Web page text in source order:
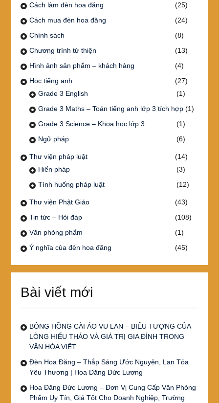
Cách làm đèn hoa đăng
(25)
Cách mua đèn hoa đăng
(24)
Chính sách
(8)
Chương trình từ thiện
(13)
Hình ảnh sản phẩm – khách hàng
(4)
Học tiếng anh
(27)
Grade 3 English
(1)
Grade 3 Maths – Toán tiếng anh lớp 3 tích hợp(1)
Grade 3 Science – Khoa học lớp 3
(1)
Ngữ pháp
(6)
Thư viện pháp luật
(14)
Hiến pháp
(3)
Tình huống pháp luật
(12)
Thư viện Phật Giáo
(43)
Tin tức – Hỏi đáp
(108)
Văn phòng phẩm
(1)
Ý nghĩa của đèn hoa đăng
(45)
Bài viết mới
BÔNG HỒNG CÀI ÁO VU LAN – BIỂU TƯỢNG CỦA
LÒNG HIẾU THẢO VÀ GIÁ TRỊ GIA ĐÌNH TRONG
VĂN HÓA VIỆT
Đèn Hoa Đăng – Thắp Sáng Ước Nguyện, Lan Tỏa
Yêu Thương | Hoa Đăng Đức Lương
Hoa Đăng Đức Lương – Đơn Vị Cung Cấp Văn Phòng
Phẩm Uy Tín, Giá Tốt Cho Doanh Nghiệp, Trường